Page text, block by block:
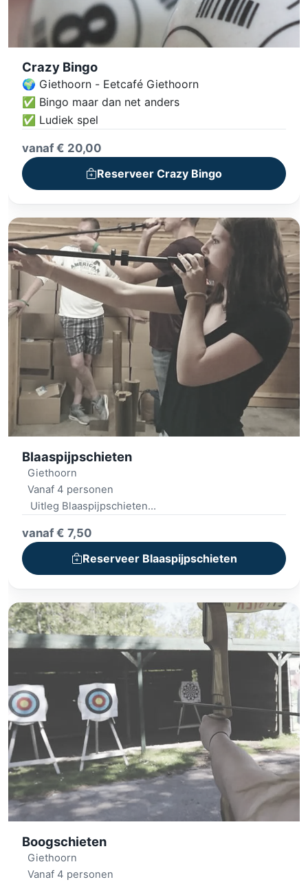
Crazy Bingo
🌍 Giethoorn - Eetcafé Giethoorn
✅ Bingo maar dan net anders
✅ Ludiek spel
vanaf € 20,00
Reserveer Crazy Bingo
Blaaspijpschieten
Giethoorn
Vanaf 4 personen
Uitleg Blaaspijpschieten
Met begeleiding
vanaf € 7,50
Reserveer Blaaspijpschieten
Boogschieten
Giethoorn
Vanaf 4 personen